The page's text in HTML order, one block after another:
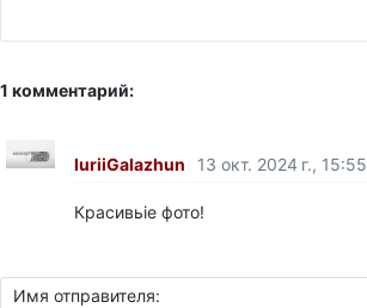
1 комментарий:
IuriiGalazhun 13 окт. 2024 г., 15:55
Красивьіе фото!
Имя отправителя: